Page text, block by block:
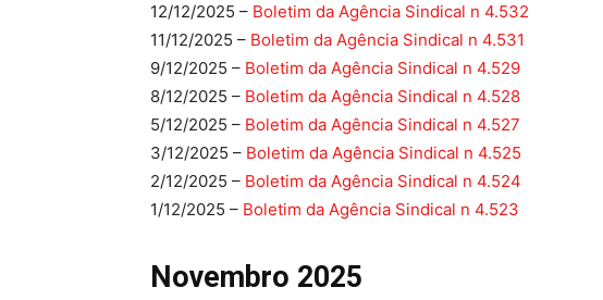
12/12/2025 – Boletim da Agência Sindical n 4.532
11/12/2025 – Boletim da Agência Sindical n 4.531
9/12/2025 – Boletim da Agência Sindical n 4.529
8/12/2025 – Boletim da Agência Sindical n 4.528
5/12/2025 – Boletim da Agência Sindical n 4.527
3/12/2025 – Boletim da Agência Sindical n 4.525
2/12/2025 – Boletim da Agência Sindical n 4.524
1/12/2025 – Boletim da Agência Sindical n 4.523
Novembro 2025